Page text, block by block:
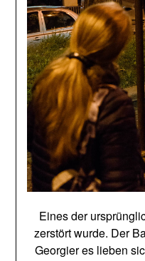
Eines der
zerstört wurde. Der
Georgier es lieben